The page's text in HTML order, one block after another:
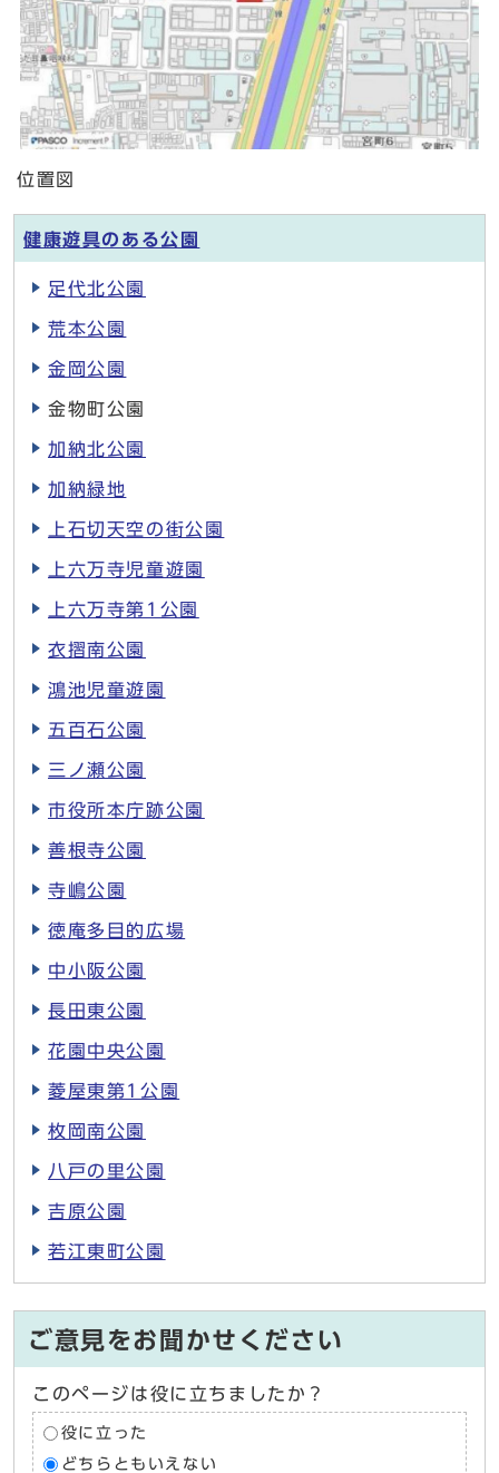
位置図
健康遊具のある公園
足代北公園
荒本公園
金岡公園
金物町公園
加納北公園
加納緑地
上石切天空の街公園
上六万寺児童遊園
上六万寺第1公園
衣摺南公園
鴻池児童遊園
五百石公園
三ノ瀬公園
市役所本庁跡公園
善根寺公園
寺嶋公園
徳庵多目的広場
中小阪公園
長田東公園
花園中央公園
菱屋東第1公園
枚岡南公園
八戸の里公園
吉原公園
若江東町公園
ご意見をお聞かせください
このページは役に立ちましたか？
役に立った
どちらともいえない